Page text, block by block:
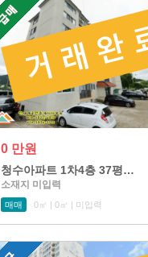
0 만원
청수아파트 1차4층 37평…
소재지 미입력
매매 0㎡ | 0㎡ | 미입력